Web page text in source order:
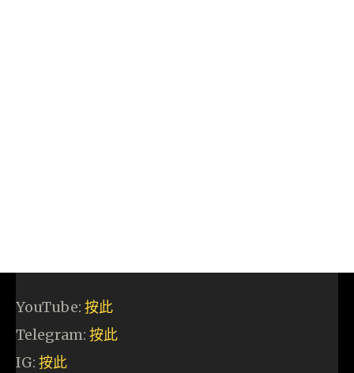
YouTube: 按此
Telegram: 按此
IG: 按此